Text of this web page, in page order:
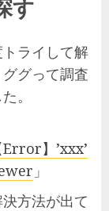
す
ライして解
グって調査
。
】’xxx’
」
方法が出て